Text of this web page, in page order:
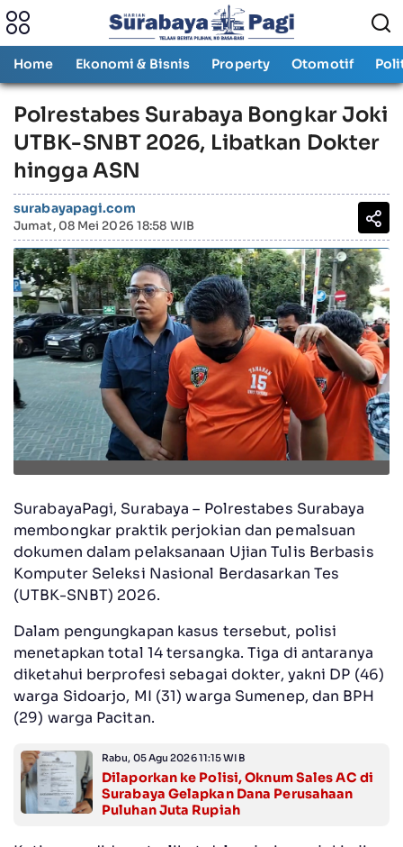
Home Ekonomi & Bisnis Property Otomotif
Polrestabes Surabaya Bongkar Joki
UTBK-SNBT 2026, Libatkan Dokter
hingga ASN
surabayapagi.com
Jumat, 08 Mei 2026 18:58 WIB
SurabayaPagi, Surabaya – Polrestabes Surabaya
membongkar praktik perjokian dan pemalsuan
dokumen dalam pelaksanaan Ujian Tulis Berbasis
Komputer Seleksi Nasional Berdasarkan Tes
(UTBK-SNBT) 2026.
Dalam pengungkapan kasus tersebut, polisi
menetapkan total 14 tersangka. Tiga di antaranya
diketahui berprofesi sebagai dokter, yakni DP (46)
warga Sidoarjo, MI (31) warga Sumenep, dan BPH
(29) warga Pacitan.
Rabu, 05 Agu 2026 11:15 WIB
Dilaporkan ke Polisi, Oknum Sales AC di
Surabaya Gelapkan Dana Perusahaan
Puluhan Juta Rupiah